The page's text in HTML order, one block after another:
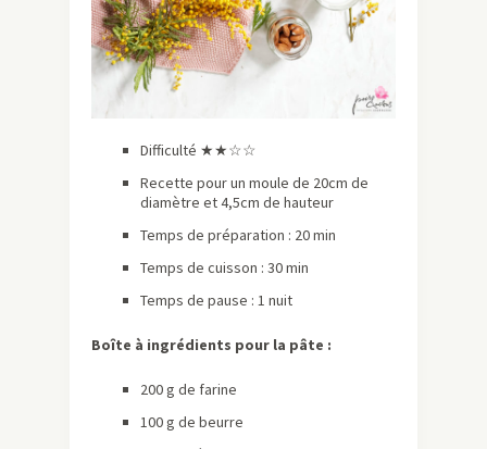
Difficulté ★★☆☆
Recette pour un moule de 20cm de
diamètre et 4,5cm de hauteur
Temps de préparation : 20 min
Temps de cuisson : 30 min
Temps de pause : 1 nuit
Boîte à ingrédients pour la pâte :
200 g de farine
100 g de beurre